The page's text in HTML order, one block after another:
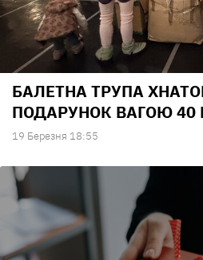
БАЛЕТНА ТРУПА
ПОДАРУНОК ВАГОЮ 40
19 Березня 18:55